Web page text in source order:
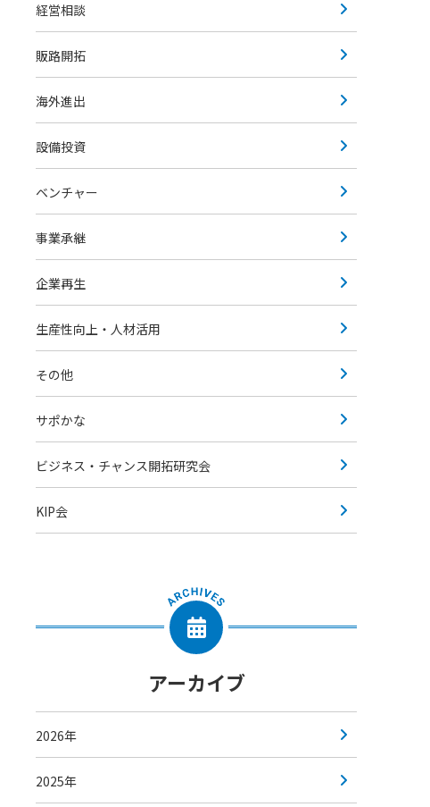
経営相談
販路開拓
海外進出
設備投資
ベンチャー
事業承継
企業再生
生産性向上・人材活用
その他
サポかな
ビジネス・チャンス開拓研究会
KIP会
アーカイブ
2026年
2025年